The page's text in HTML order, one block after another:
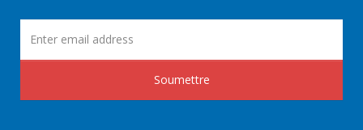
Soumettre